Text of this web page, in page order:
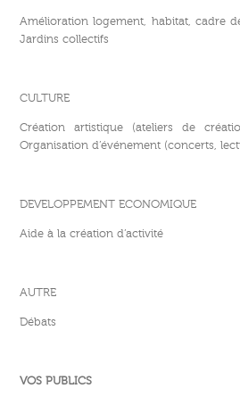
Amélioration logement, habitat, cadre
Jardins collectifs
CULTURE
Création artistique (ateliers de
Organisation d’événement (concerts,
DEVELOPPEMENT ECONOMIQUE
Aide à la création d’activité
AUTRE
Débats
VOS PUBLICS